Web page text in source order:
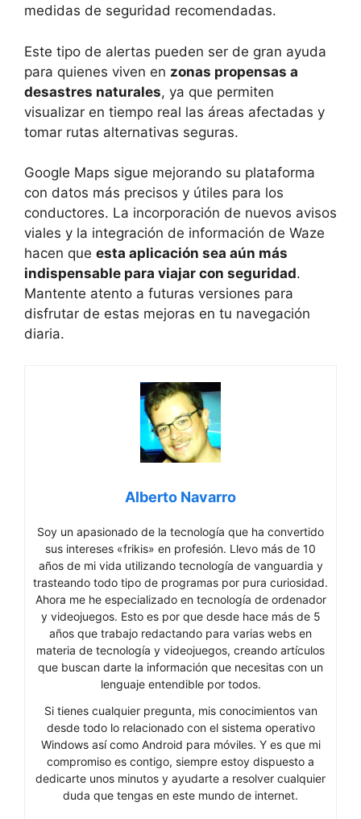
medidas de seguridad recomendadas.
Este tipo de alertas pueden ser de gran ayuda
para quienes viven en zonas propensas a
desastres naturales, ya que permiten
visualizar en tiempo real las áreas afectadas y
tomar rutas alternativas seguras.
Google Maps sigue mejorando su plataforma
con datos más precisos y útiles para los
conductores. La incorporación de nuevos avisos
viales y la integración de información de Waze
hacen que esta aplicación sea aún más
indispensable para viajar con seguridad.
Mantente atento a futuras versiones para
disfrutar de estas mejoras en tu navegación
diaria.
Alberto Navarro
Soy un apasionado de la tecnología que ha convertido
sus intereses «frikis» en profesión. Llevo más de 10
años de mi vida utilizando tecnología de vanguardia y
trasteando todo tipo de programas por pura curiosidad.
Ahora me he especializado en tecnología de ordenador
y videojuegos. Esto es por que desde hace más de 5
años que trabajo redactando para varias webs en
materia de tecnología y videojuegos, creando artículos
que buscan darte la información que necesitas con un
lenguaje entendible por todos.
Si tienes cualquier pregunta, mis conocimientos van
desde todo lo relacionado con el sistema operativo
Windows así como Android para móviles. Y es que mi
compromiso es contigo, siempre estoy dispuesto a
dedicarte unos minutos y ayudarte a resolver cualquier
duda que tengas en este mundo de internet.